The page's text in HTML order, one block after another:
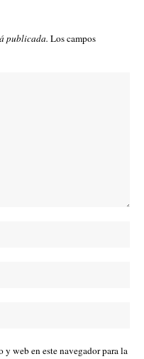
publicada. Los campos
web en este navegador para la